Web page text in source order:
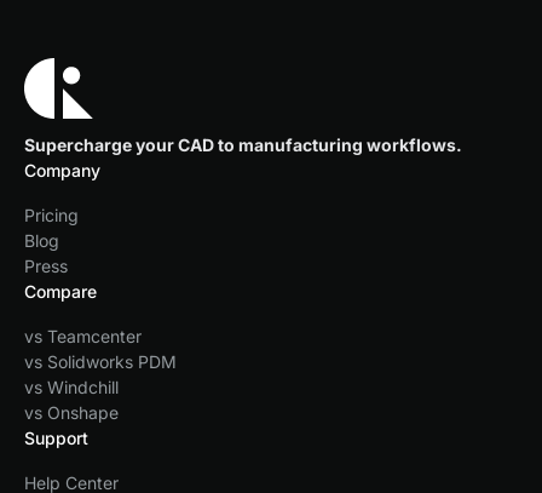
Supercharge your CAD to manufacturing workflows.
Company
Pricing
Blog
Press
Compare
vs Teamcenter
vs Solidworks PDM
vs Windchill
vs Onshape
Support
Help Center